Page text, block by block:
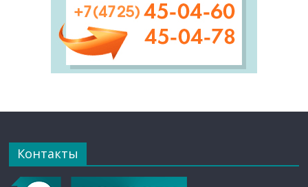
Контакты